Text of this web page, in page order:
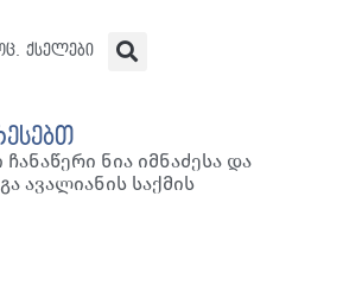
ქსელები
ნია იმნაძესა და
ავალიანის საქმის